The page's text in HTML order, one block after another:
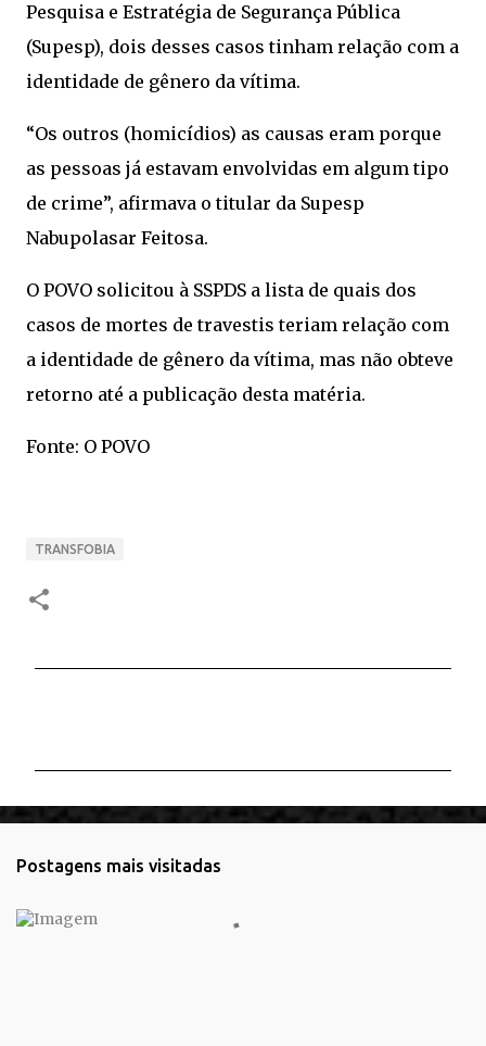
Pesquisa e Estratégia de Segurança Pública
(Supesp), dois desses casos tinham relação com a
identidade de gênero da vítima.
“Os outros (homicídios) as causas eram porque
as pessoas já estavam envolvidas em algum tipo
de crime”, afirmava o titular da Supesp
Nabupolasar Feitosa.
O POVO solicitou à SSPDS a lista de quais dos
casos de mortes de travestis teriam relação com
a identidade de gênero da vítima, mas não obteve
retorno até a publicação desta matéria.
Fonte: O POVO
TRANSFOBIA
n
r
Postagens mais visitadas